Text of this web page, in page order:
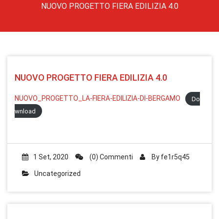
NUOVO PROGETTO FIERA EDILIZIA 4.0
NUOVO PROGETTO FIERA EDILIZIA 4.0
NUOVO_PROGETTO_LA-FIERA-EDILIZIA-DI-BERGAMO
Do
wnload
1 Set, 2020 (0) Commenti By fe1r5q45
Uncategorized